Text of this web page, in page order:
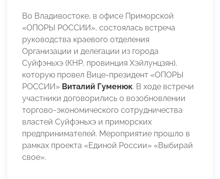
Во Владивостоке, в офисе Приморской
«ОПОРЫ РОССИИ», состоялась встреча
руководства краевого отделения
Организации и делегации из города
Суйфэньхэ (КНР, провинция Хэйлунцзян),
которую провел Вице-президент «ОПОРЫ
РОССИИ» Виталий Гуменюк. В ходе встречи
участники договорились о возобновлении
торгово-экономического сотрудничества
властей Суйфэньхэ и приморских
предпринимателей. Мероприятие прошло в
рамках проекта «Единой России» «Выбирай
свое».